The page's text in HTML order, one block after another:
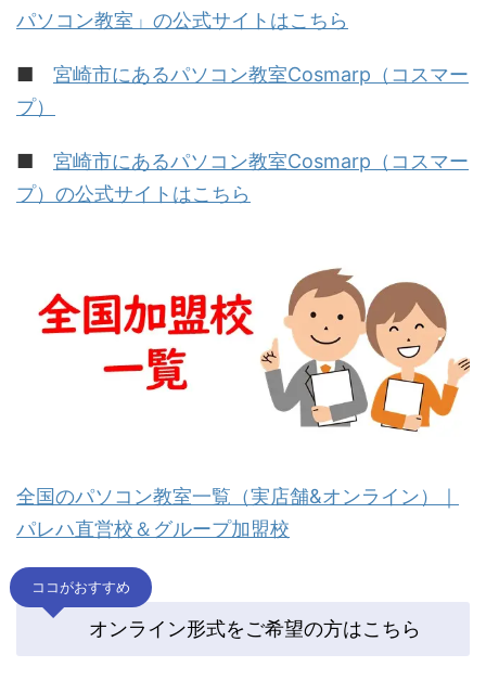
パソコン教室」の公式サイトはこちら
■ 宮崎市にあるパソコン教室Cosmarp（コスマー
プ）
■ 宮崎市にあるパソコン教室Cosmarp（コスマー
プ）の公式サイトはこちら
全国のパソコン教室一覧（実店舗&オンライン）｜
パレハ直営校＆グループ加盟校
ココがおすすめ
オンライン形式をご希望の方はこちら